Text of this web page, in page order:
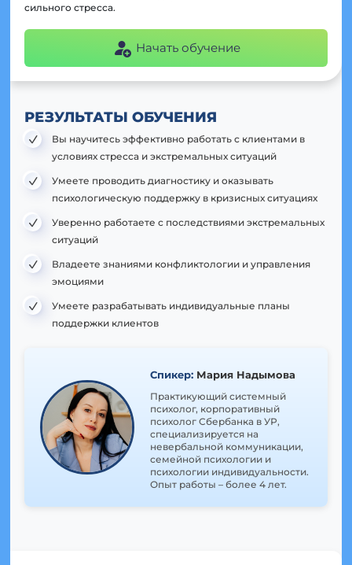
сильного стресса.
Начать обучение
РЕЗУЛЬТАТЫ ОБУЧЕНИЯ
Вы научитесь эффективно работать с клиентами в
условиях стресса и экстремальных ситуаций
Умеете проводить диагностику и оказывать
психологическую поддержку в кризисных ситуациях
Уверенно работаете с последствиями экстремальных
ситуаций
Владеете знаниями конфликтологии и управления
эмоциями
Умеете разрабатывать индивидуальные планы
поддержки клиентов
Спикер: Мария Надымова
Практикующий системный
психолог, корпоративный
психолог Сбербанка в УР,
специализируется на
невербальной коммуникации,
семейной психологии и
психологии индивидуальности.
Опыт работы – более 4 лет.